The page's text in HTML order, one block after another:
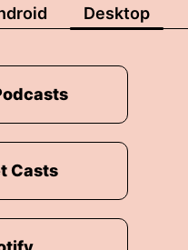
Podcast losnann seit
Desktop
Casts